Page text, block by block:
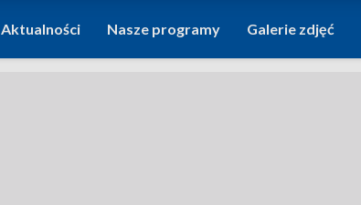
Aktualności Nasze programy Galerie zdjęć